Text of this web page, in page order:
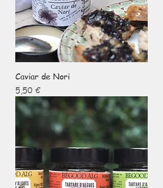
Caviar de Nori
Prix
5,50 €